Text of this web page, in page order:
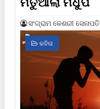
ସଂଗ୍ରାମ କେଶରୀ ସେନାପତି
କବିତା